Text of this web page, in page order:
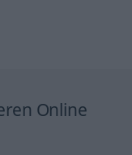
Online